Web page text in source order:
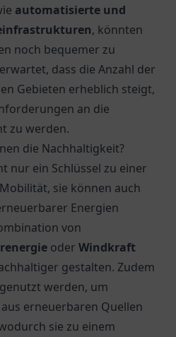
automatisierte und
, könnten
noch bequemer zu
dass die Anzahl der
Gebieten erheblich steigt,
an die
zu werden.
die Nachhaltigkeit?
nur ein Schlüssel zu einer
sie können auch
Energien
von
oder Windkraft
gestalten. Zudem
werden, um
erneuerbaren Quellen
sie zu einem